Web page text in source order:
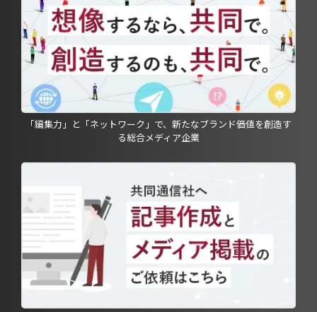
「編集力」と「ネットワーク」で、新たなブランド価値を創造す
る総合メディア企業